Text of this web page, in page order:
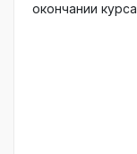
окончании курса